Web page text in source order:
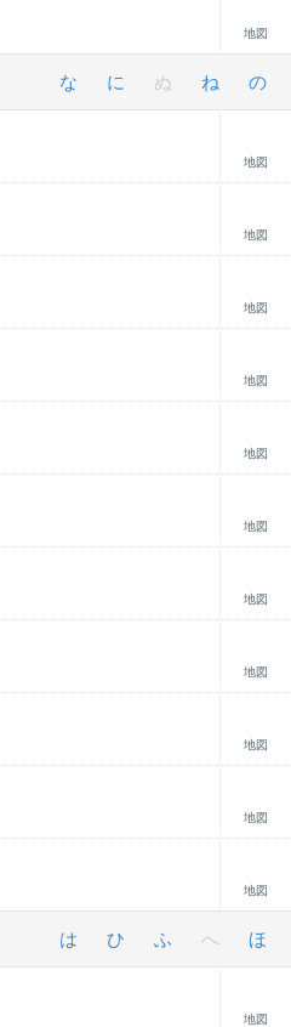
地図
な に ぬ ね の
地図
地図
地図
地図
地図
地図
地図
地図
地図
地図
地図
は ひ ふ へ ほ
地図